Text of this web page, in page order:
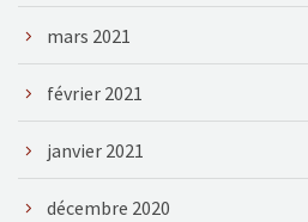
mars 2021
février 2021
janvier 2021
décembre 2020